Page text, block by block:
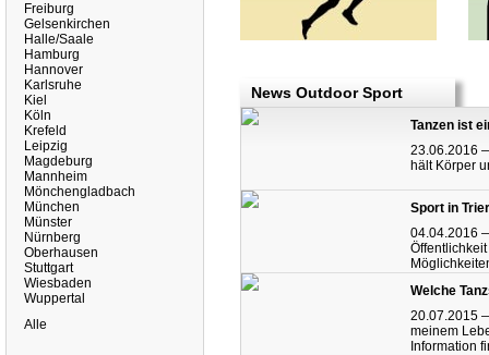
Freiburg
Gelsenkirchen
Halle/Saale
Hamburg
Hannover
Karlsruhe
Kiel
Köln
Krefeld
Leipzig
Magdeburg
Mannheim
Mönchengladbach
München
Münster
Nürnberg
Oberhausen
Stuttgart
Wiesbaden
Wuppertal
Alle
News Outdoor Sport
Tanzen ist
23.06.2016
hält Körper
Sport in Trier
04.04.2016
Welche
20.07.2015
meinem
Information